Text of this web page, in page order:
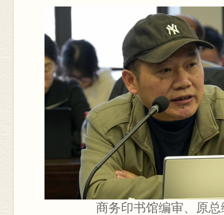
商务印书馆编审、原